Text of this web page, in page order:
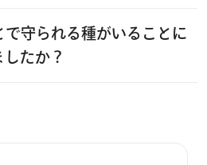
守られる種がいることに
たか？